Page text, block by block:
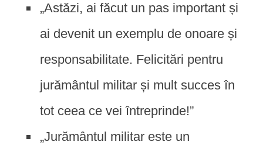
„Astăzi, ai făcut un pas important și
ai devenit un exemplu de onoare și
responsabilitate. Felicitări pentru
jurământul militar și mult succes în
tot ceea ce vei întreprinde!”
„Jurământul militar este un